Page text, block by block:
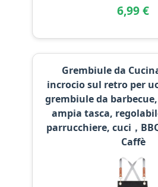
6,99 €
Grembiule da
incrocio sul retro per
grembiule da
ampia tasca,
parrucchiere, cuci，
Caffè